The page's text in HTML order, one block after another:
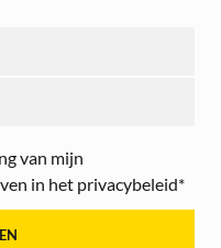
van mijn
in het privacybeleid*